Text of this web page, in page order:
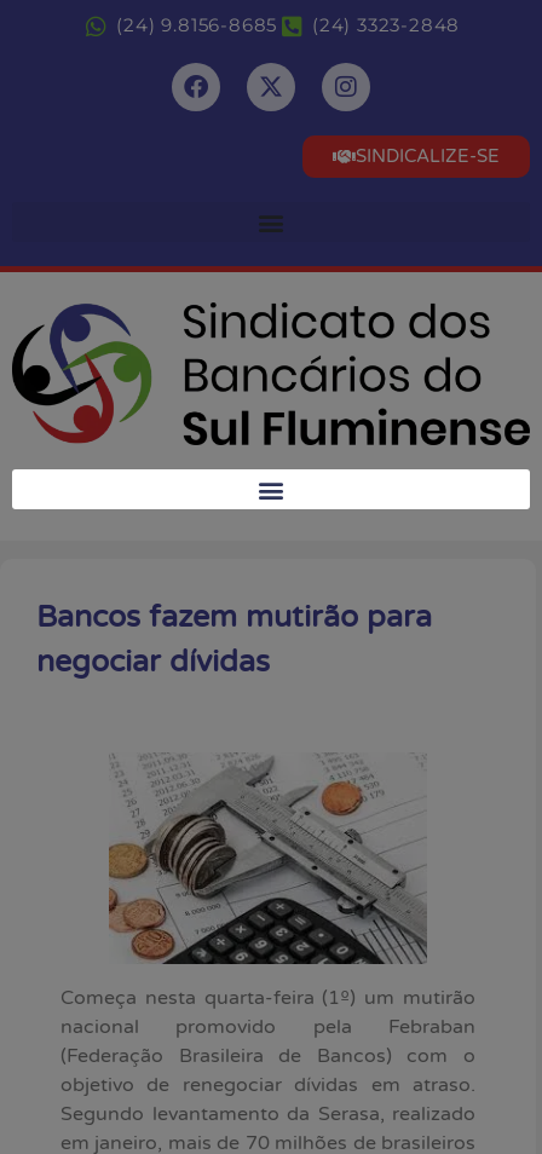
(24) 9.8156-8685 (24) 3323-2848
SINDICALIZE-SE
Bancos fazem mutirão para
negociar dívidas
Começa nesta quarta-feira (1º) um mutirão
nacional promovido pela Febraban
(Federação Brasileira de Bancos) com o
objetivo de renegociar dívidas em atraso.
Segundo levantamento da Serasa, realizado
em janeiro, mais de 70 milhões de brasileiros